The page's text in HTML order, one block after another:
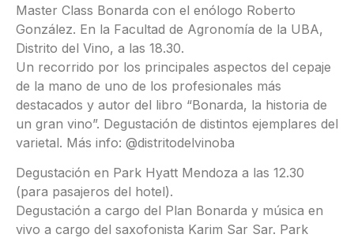
Master Class Bonarda con el enólogo Roberto
González. En la Facultad de Agronomía de la UBA,
Distrito del Vino, a las 18.30.
Un recorrido por los principales aspectos del cepaje
de la mano de uno de los profesionales más
destacados y autor del libro “Bonarda, la historia de
un gran vino”. Degustación de distintos ejemplares del
varietal. Más info: @distritodelvinoba
Degustación en Park Hyatt Mendoza a las 12.30
(para pasajeros del hotel).
Degustación a cargo del Plan Bonarda y música en
vivo a cargo del saxofonista Karim Sar Sar. Park